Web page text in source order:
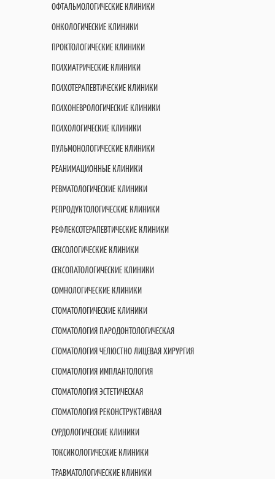
ОФТАЛЬМОЛОГИЧЕСКИЕ КЛИНИКИ
ОНКОЛОГИЧЕСКИЕ КЛИНИКИ
ПРОКТОЛОГИЧЕСКИЕ КЛИНИКИ
ПСИХИАТРИЧЕСКИЕ КЛИНИКИ
ПСИХОТЕРАПЕВТИЧЕСКИЕ КЛИНИКИ
ПСИХОНЕВРОЛОГИЧЕСКИЕ КЛИНИКИ
ПСИХОЛОГИЧЕСКИЕ КЛИНИКИ
ПУЛЬМОНОЛОГИЧЕСКИЕ КЛИНИКИ
РЕАНИМАЦИОННЫЕ КЛИНИКИ
РЕВМАТОЛОГИЧЕСКИЕ КЛИНИКИ
РЕПРОДУКТОЛОГИЧЕСКИЕ КЛИНИКИ
РЕФЛЕКСОТЕРАПЕВТИЧЕСКИЕ КЛИНИКИ
СЕКСОЛОГИЧЕСКИЕ КЛИНИКИ
СЕКСОПАТОЛОГИЧЕСКИЕ КЛИНИКИ
СОМНОЛОГИЧЕСКИЕ КЛИНИКИ
СТОМАТОЛОГИЧЕСКИЕ КЛИНИКИ
СТОМАТОЛОГИЯ ПАРОДОНТОЛОГИЧЕСКАЯ
СТОМАТОЛОГИЯ ЧЕЛЮСТНО ЛИЦЕВАЯ ХИРУРГИЯ
СТОМАТОЛОГИЯ ИМПЛАНТОЛОГИЯ
СТОМАТОЛОГИЯ ЭСТЕТИЧЕСКАЯ
СТОМАТОЛОГИЯ РЕКОНСТРУКТИВНАЯ
СУРДОЛОГИЧЕСКИЕ КЛИНИКИ
ТОКСИКОЛОГИЧЕСКИЕ КЛИНИКИ
ТРАВМАТОЛОГИЧЕСКИЕ КЛИНИКИ